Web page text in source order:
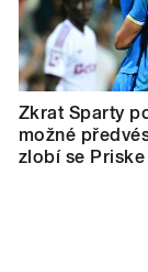
Zkrat Sparty
možné
zlobí se Priske